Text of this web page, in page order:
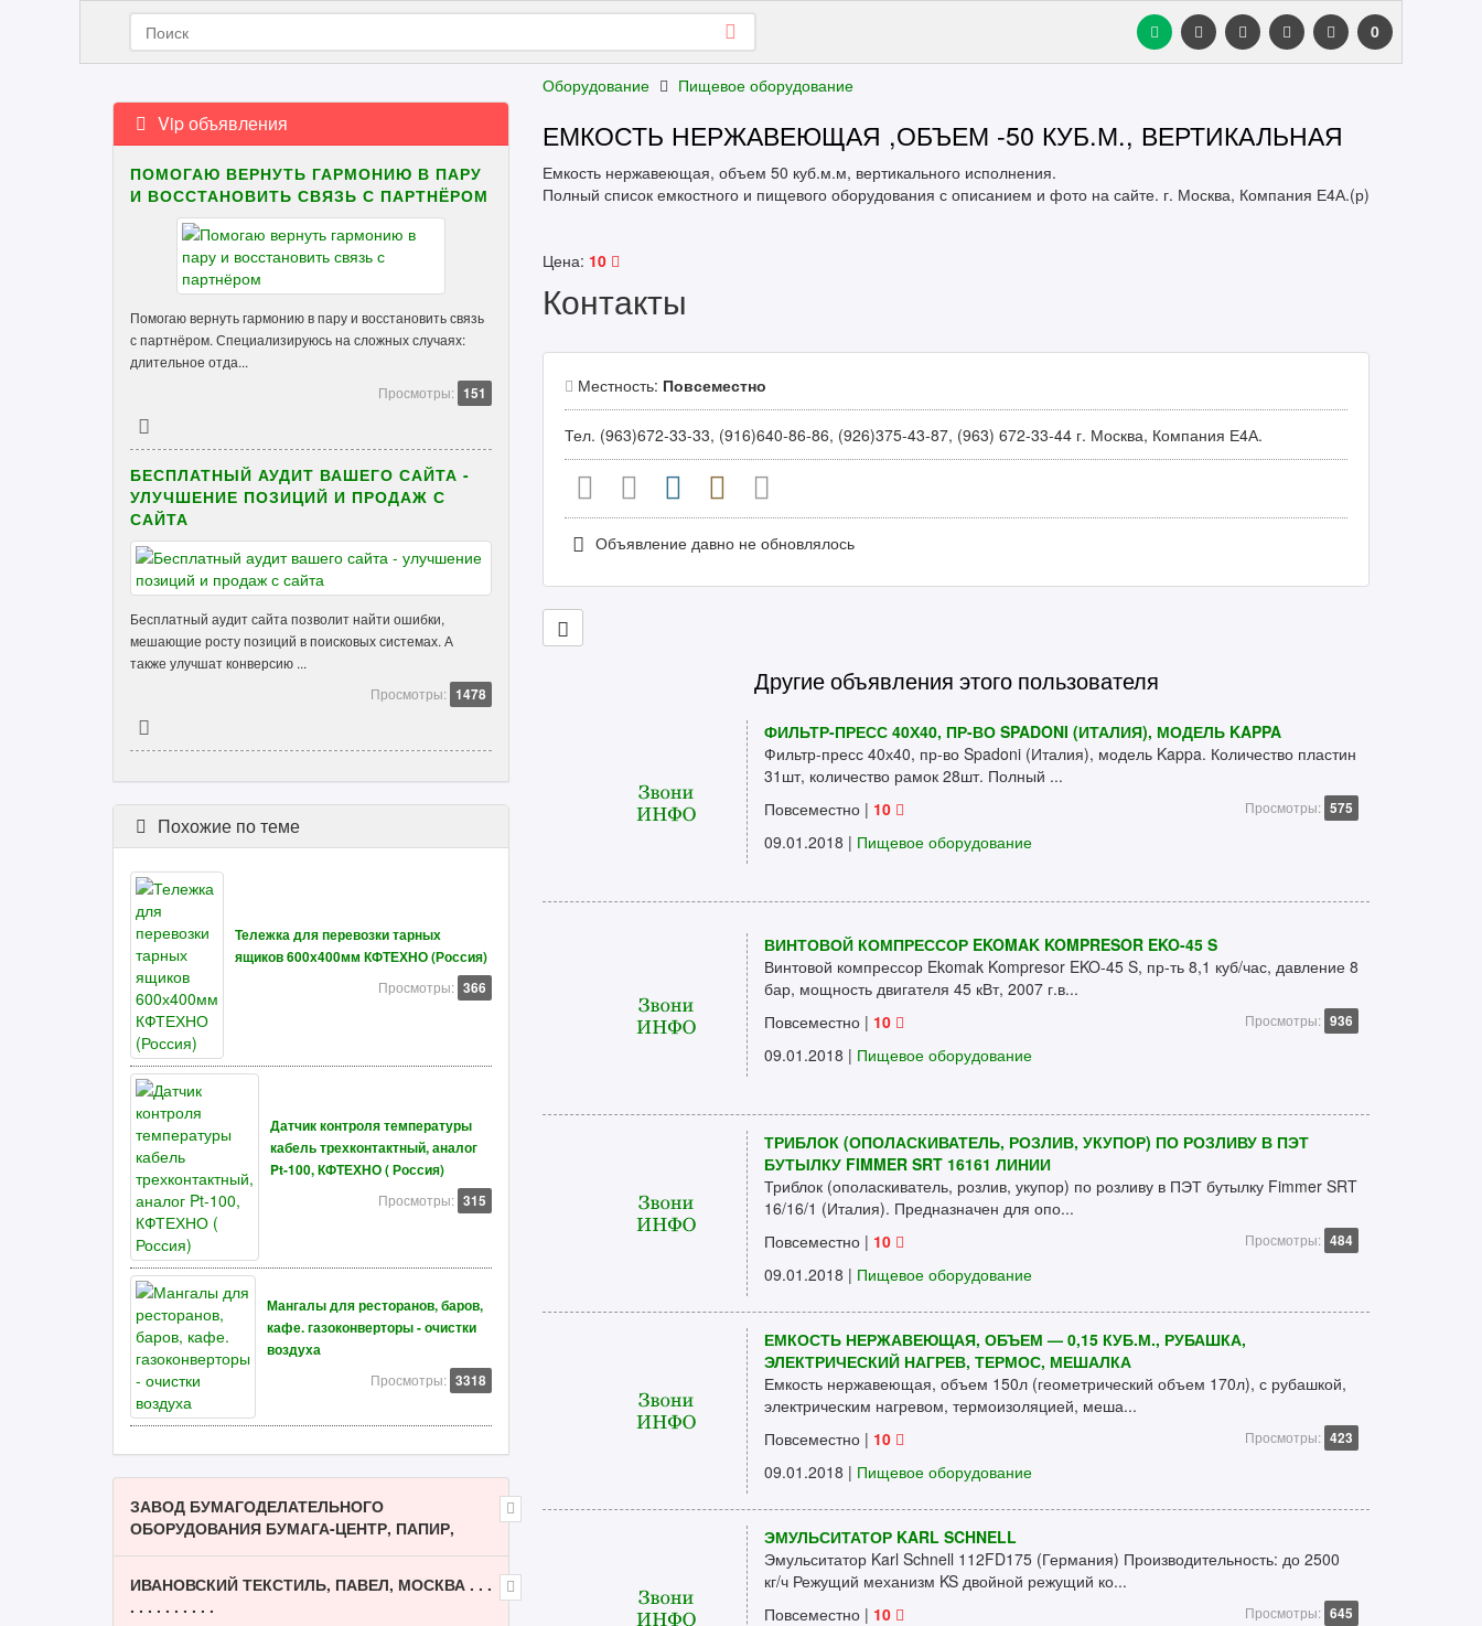
0
Оборудование Пищевое оборудование
ЕМКОСТЬ НЕРЖАВЕЮЩАЯ ,ОБЪЕМ -50 КУБ.М., ВЕРТИКАЛЬНАЯ
Емкость нержавеющая, объем 50 куб.м.м, вертикального исполнения.
Полный список емкостного и пищевого оборудования с описанием и фото на сайте. г. Москва, Компания Е4А.(р)
Цена: 10
Контакты
Местность: Повсеместно
Тел. (963)672-33-33, (916)640-86-86, (926)375-43-87, (963) 672-33-44 г. Москва, Компания Е4А.
Объявление давно не обновлялось
Другие объявления этого пользователя
ФИЛЬТР-ПРЕСС 40Х40, ПР-ВО SPADONI (ИТАЛИЯ), МОДЕЛЬ KAPPA
Фильтр-пресс 40х40, пр-во Spadoni (Италия), модель Kappa. Количество пластин
31шт, количество рамок 28шт. Полный ...
Повсеместно | 10 Просмотры: 575
09.01.2018 | Пищевое оборудование
ВИНТОВОЙ КОМПРЕССОР EKOMAK KOMPRESOR EKO-45 S
Винтовой компрессор Ekomak Kompresor EKO-45 S, пр-ть 8,1 куб/час, давление 8
бар, мощность двигателя 45 кВт, 2007 г.в...
Повсеместно | 10 Просмотры: 936
09.01.2018 | Пищевое оборудование
ТРИБЛОК (ОПОЛАСКИВАТЕЛЬ, РОЗЛИВ, УКУПОР) ПО РОЗЛИВУ В ПЭТ
БУТЫЛКУ FIMMER SRT 16161 ЛИНИИ
Триблок (ополаскиватель, розлив, укупор) по розливу в ПЭТ бутылку Fimmer SRT
16/16/1 (Италия). Предназначен для опо...
Повсеместно | 10 Просмотры: 484
09.01.2018 | Пищевое оборудование
ЕМКОСТЬ НЕРЖАВЕЮЩАЯ, ОБЪЕМ — 0,15 КУБ.М., РУБАШКА,
ЭЛЕКТРИЧЕСКИЙ НАГРЕВ, ТЕРМОС, МЕШАЛКА
Емкость нержавеющая, объем 150л (геометрический объем 170л), с рубашкой,
электрическим нагревом, термоизоляцией, меша...
Повсеместно | 10 Просмотры: 423
09.01.2018 | Пищевое оборудование
ЭМУЛЬСИТАТОР KARL SCHNELL
Эмульситатор Karl Schnell 112FD175 (Германия) Производительность: до 2500
кг/ч Режущий механизм KS двойной режущий ко...
Повсеместно | 10 Просмотры: 645
Vip объявления
ПОМОГАЮ ВЕРНУТЬ ГАРМОНИЮ В ПАРУ
И ВОССТАНОВИТЬ СВЯЗЬ С ПАРТНЁРОМ
Помогаю вернуть гармонию в пару и восстановить связь
с партнёром. Специализируюсь на сложных случаях:
длительное отда...
Просмотры: 151
БЕСПЛАТНЫЙ АУДИТ ВАШЕГО САЙТА -
УЛУЧШЕНИЕ ПОЗИЦИЙ И ПРОДАЖ С
САЙТА
Бесплатный аудит сайта позволит найти ошибки,
мешающие росту позиций в поисковых системах. А
также улучшат конверсию ...
Просмотры: 1478
Похожие по теме
Тележка для перевозки тарных
ящиков 600х400мм КФТЕХНО (Россия)
Просмотры: 366
Датчик контроля температуры
кабель трехконтактный, аналог
Pt-100, КФТЕХНО ( Россия)
Просмотры: 315
Мангалы для ресторанов, баров,
кафе. газоконверторы - очистки
воздуха
Просмотры: 3318
ЗАВОД БУМАГОДЕЛАТЕЛЬНОГО
ОБОРУДОВАНИЯ БУМАГА-ЦЕНТР, ПАПИР,
ИВАНОВСКИЙ ТЕКСТИЛЬ, ПАВЕЛ, МОСКВА . . .
. . . . . . . . . .